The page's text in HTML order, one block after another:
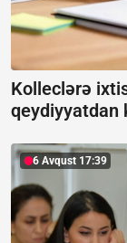
Kolleclərə
qeydiyyatdan
6 Avqust 17:39